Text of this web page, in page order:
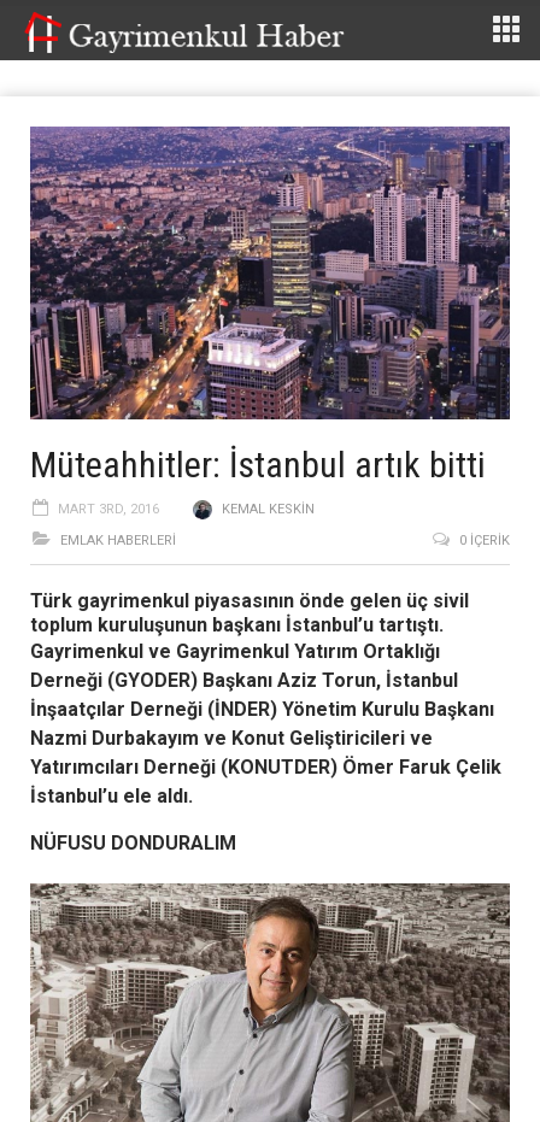
Müteahhitler: İstanbul artık bitti
MART 3RD, 2016
KEMAL KESKIN
EMLAK HABERLERI
0 İÇERIK
Türk gayrimenkul piyasasının önde gelen üç sivil
toplum kuruluşunun başkanı İstanbul’u tartıştı.
Gayrimenkul ve Gayrimenkul Yatırım Ortaklığı
Derneği (GYODER) Başkanı Aziz Torun, İstanbul
İnşaatçılar Derneği (İNDER) Yönetim Kurulu Başkanı
Nazmi Durbakayım ve Konut Geliştiricileri ve
Yatırımcıları Derneği (KONUTDER) Ömer Faruk Çelik
İstanbul’u ele aldı.
NÜFUSU DONDURALIM